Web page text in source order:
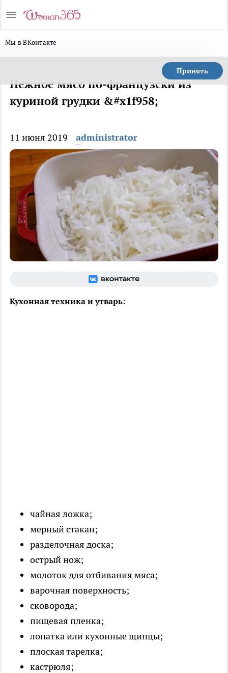
Мы в ВКонтакте
Принять
Нежное мясо по-французски из
куриной грудки &#x1f958;
11 июня 2019 administrator
Кухонная техника и утварь:
чайная ложка;
мерный стакан;
разделочная доска;
острый нож;
молоток для отбивания мяса;
варочная поверхность;
сковорода;
пищевая пленка;
лопатка или кухонные щипцы;
плоская тарелка;
кастрюля;